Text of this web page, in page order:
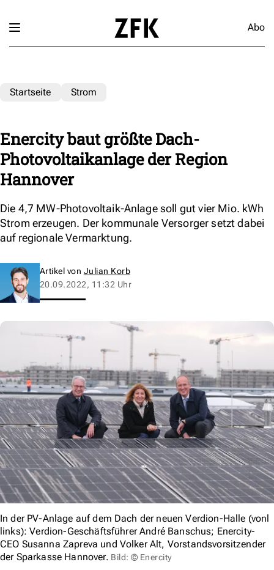
Abo
Startseite Strom
Enercity baut größte Dach-
Photovoltaikanlage der Region
Hannover
Die 4,7 MW-Photovoltaik-Anlage soll gut vier Mio. kWh
Strom erzeugen. Der kommunale Versorger setzt dabei
auf regionale Vermarktung.
Artikel von Julian Korb
20.09.2022, 11:32 Uhr
In der PV-Anlage auf dem Dach der neuen Verdion-Halle (vonl
links): Verdion-Geschäftsführer André Banschus; Enercity-
CEO Susanna Zapreva und Volker Alt, Vorstandsvorsitzender
der Sparkasse Hannover. Bild: © Enercity